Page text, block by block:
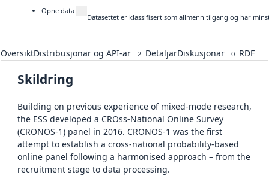
Opne data
Datasettet er klassifisert som allmenn tilgang og har
OversiktDistribusjonar og API-ar 2 DetaljarDiskusjonar 0 RDF
Skildring
Building on previous experience of mixed-mode research,
the ESS developed a CROss-National Online Survey
(CRONOS-1) panel in 2016. CRONOS-1 was the first
attempt to establish a cross-national probability-based
online panel following a harmonised approach – from the
recruitment stage to data processing.